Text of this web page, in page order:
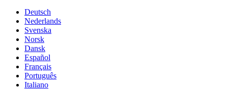
Deutsch
Nederlands
Svenska
Norsk
Dansk
Español
Français
Português
Italiano